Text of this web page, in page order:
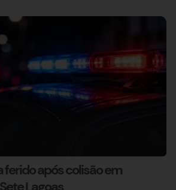
após colisão em
Lagoas